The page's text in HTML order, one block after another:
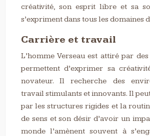
créativité, son esprit libre et sa
s’expriment dans tous les domaines
Carrière et travail
L’homme Verseau est attiré par
permettent d’exprimer sa
novateur. Il recherche des
travail stimulants et innovants. Il
par les structures rigides et la
de sens et son désir d’avoir un
monde l’amènent souvent à